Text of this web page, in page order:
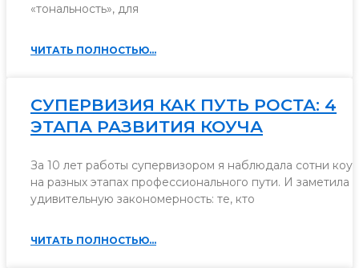
«тональность», для
ЧИТАТЬ ПОЛНОСТЬЮ...
СУПЕРВИЗИЯ КАК ПУТЬ РОСТА: 4
ЭТАПА РАЗВИТИЯ КОУЧА
За 10 лет работы супервизором я наблюдала сотни
на разных этапах профессионального пути. И заметила
удивительную закономерность: те, кто
ЧИТАТЬ ПОЛНОСТЬЮ...